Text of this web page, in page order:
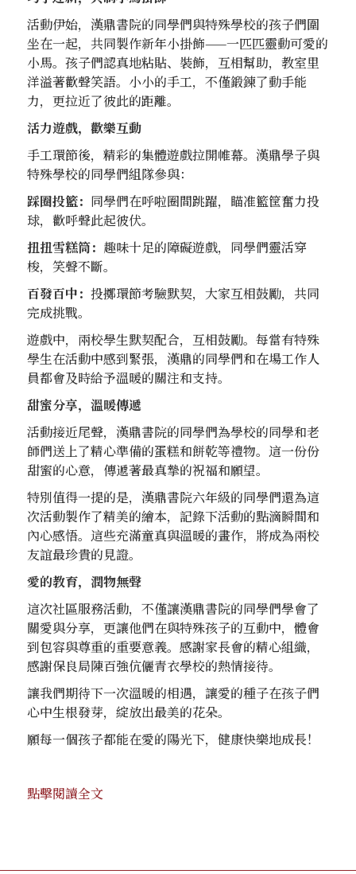
活動伊始，漢鼎書院的同學們與特殊學校的孩子們圍
坐在一起，共同製作新年小掛飾——一匹匹靈動可愛的
小馬。孩子們認真地粘貼、裝飾，互相幫助，教室里
洋溢著歡聲笑語。小小的手工，不僅鍛鍊了動手能
力，更拉近了彼此的距離。
活力遊戲，歡樂互動
手工環節後，精彩的集體遊戲拉開帷幕。漢鼎學子與
特殊學校的同學們組隊參與：
踩圈投籃： 同學們在呼啦圈間跳躍，瞄准籃筐奮力投
球，歡呼聲此起彼伏。
扭扭雪糕筒： 趣味十足的障礙遊戲，同學們靈活穿
梭，笑聲不斷。
百發百中： 投擲環節考驗默契，大家互相鼓勵，共同
完成挑戰。
遊戲中，兩校學生默契配合，互相鼓勵。每當有特殊
學生在活動中感到緊張，漢鼎的同學們和在場工作人
員都會及時給予溫暖的關注和支持。
甜蜜分享，溫暖傳遞
活動接近尾聲，漢鼎書院的同學們為學校的同學和老
師們送上了精心準備的蛋糕和餅乾等禮物。這一份份
甜蜜的心意，傳遞著最真摯的祝福和願望。
特別值得一提的是，漢鼎書院六年級的同學們還為這
次活動製作了精美的繪本，記錄下活動的點滴瞬間和
內心感悟。這些充滿童真與溫暖的畫作，將成為兩校
友誼最珍貴的見證。
愛的教育，潤物無聲
這次社區服務活動，不僅讓漢鼎書院的同學們學會了
關愛與分享，更讓他們在與特殊孩子的互動中，體會
到包容與尊重的重要意義。感謝家長會的精心組織，
感謝保良局陳百強伉儷青衣學校的熱情接待。
讓我們期待下一次溫暖的相遇，讓愛的種子在孩子們
心中生根發芽，綻放出最美的花朵。
願每一個孩子都能在愛的陽光下，健康快樂地成長！
點擊閱讀全文